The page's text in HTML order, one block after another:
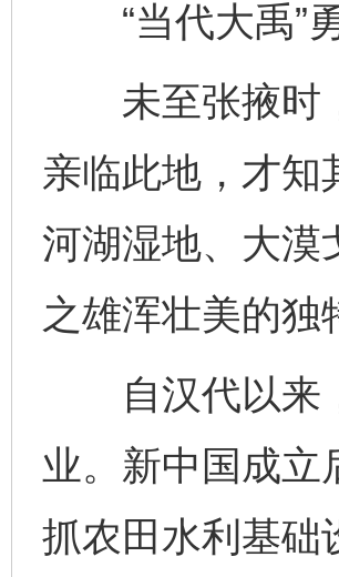
“当代大禹”
未至张掖时，
亲临此地，才知
河湖湿地、大漠
之雄浑壮美的独
自汉代以来，
业。新中国成立
抓农田水利基础